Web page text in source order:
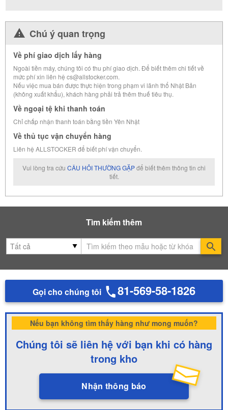
Chú ý quan trọng
Về phí giao dịch lấy hàng
Ngoài tiền máy, chúng tôi có thu phí giao dịch. Để biết thêm chi tiết về
mức phí xin liên hệ cs@allstocker.com.
Nếu việc mua bán được thực hiện trong phạm vi lãnh thổ Nhật Bản
(không xuất khẩu), khách hàng phải trả thêm thuế tiêu thụ.
Về ngoại tệ khi thanh toán
Chỉ chấp nhận thanh toán bằng tiền Yên Nhật
Về thủ tục vận chuyển hàng
Liên hệ ALLSTOCKER để biết phí vận chuyển.
Vui lòng tra cứu CÂU HỎI THƯỜNG GẶPđể biết thêm thông tin chi
tiết.
Tìm kiếm thêm
Gọi cho chúng tôi 81-569-58-1826
Nếu bạn không tìm thấy hàng như mong muốn?
Chúng tôi sẽ liên hệ với bạn khi có hàng
trong kho
Nhận thông báo